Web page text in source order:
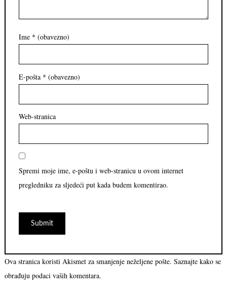
Ime * (obavezno)
E-pošta * (obavezno)
Web-stranica
Spremi moje ime, e-poštu i web-stranicu u ovom internet
pregledniku za sljedeći put kada budem komentirao.
Ova stranica koristi Akismet za smanjenje neželjene pošte. Saznajte kako se
obrađuju podaci vaših komentara.